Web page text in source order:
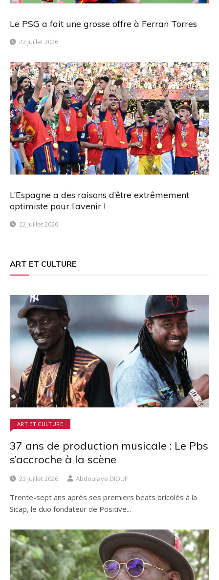
Le PSG a fait une grosse offre à Ferran Torres
22 Juillet 2026
L’Espagne a des raisons d’être extrêmement
optimiste pour l’avenir !
22 Juillet 2026
ART ET CULTURE
ART ET CULTURE
37 ans de production musicale : Le Pbs
s’accroche à la scène
23 Juillet 2026 Abdoulaye DIOUF
Trente-sept ans après ses premiers beats bricolés à la
Sicap, le duo fondateur de Positive...